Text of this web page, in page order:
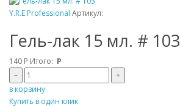
Y.R.E Professional Артикул:
Гель-лак 15 мл. # 103
140 Р Итого: Р
–
+
в корзину
Купить в один клик